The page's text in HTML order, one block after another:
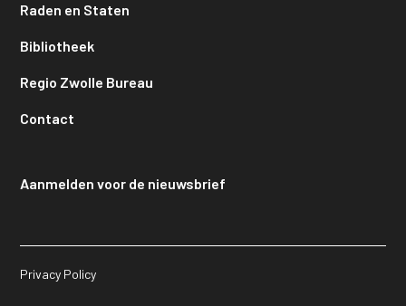
Raden en Staten
Bibliotheek
Regio Zwolle Bureau
Contact
Aanmelden voor de nieuwsbrief
Privacy Policy